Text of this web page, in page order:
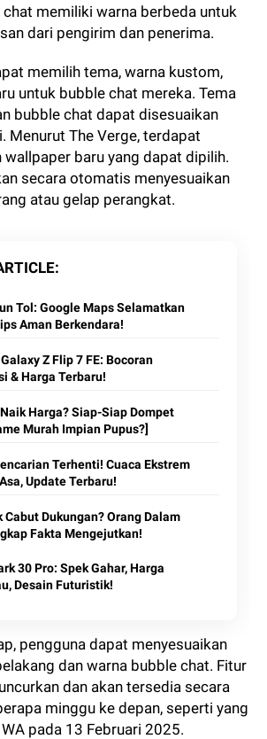
chat memiliki warna berbeda untuk
dari pengirim dan penerima.
memilih tema, warna kustom,
untuk bubble chat mereka. Tema
bubble chat dapat disesuaikan
Menurut The Verge, terdapat
baru yang dapat dipilih.
secara otomatis menyesuaikan
atau gelap perangkat.
Tol: Google Maps Selamatkan
Aman Berkendara!
Z Flip 7 FE: Bocoran
& Harga Terbaru!
Harga? Siap-Siap Dompet
Murah Impian Pupus?]
Terhenti! Cuaca Ekstrem
Update Terbaru!
Cabut Dukungan? Orang Dalam
Fakta Mengejutkan!
30 Pro: Spek Gahar, Harga
Desain Futuristik!
pengguna dapat menyesuaikan
dan warna bubble chat. Fitur
dan akan tersedia secara
minggu ke depan, seperti yang
pada 13 Februari 2025.